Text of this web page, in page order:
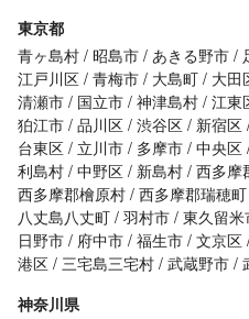
東京都
青ヶ島村
昭島市 あきる野市
江戸川区 青梅市 大島町 大田
清瀬市
国立市 神津島村 江東
狛江市 品川区 渋谷区 新宿区
台東区
立川市 多摩市 中央区
利島村 中野区 新島村 西多摩
西多摩郡檜原村 西多摩郡瑞穂町
八丈島八丈町 羽村市 東久留米
日野市
府中市 福生市 文京区
港区 三宅島三宅村 武蔵野市
神奈川県